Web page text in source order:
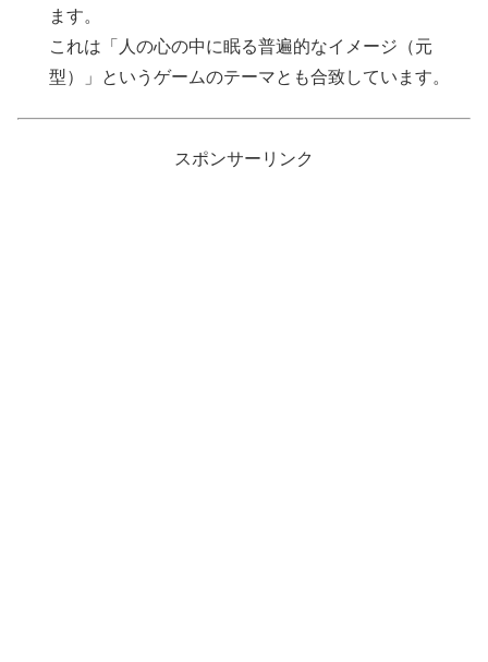
ます。
これは「人の心の中に眠る普遍的なイメージ（元
型）」というゲームのテーマとも合致しています。
スポンサーリンク